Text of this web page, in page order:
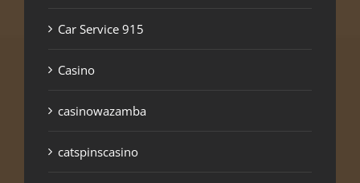
Car Service 915
Casino
casinowazamba
catspinscasino